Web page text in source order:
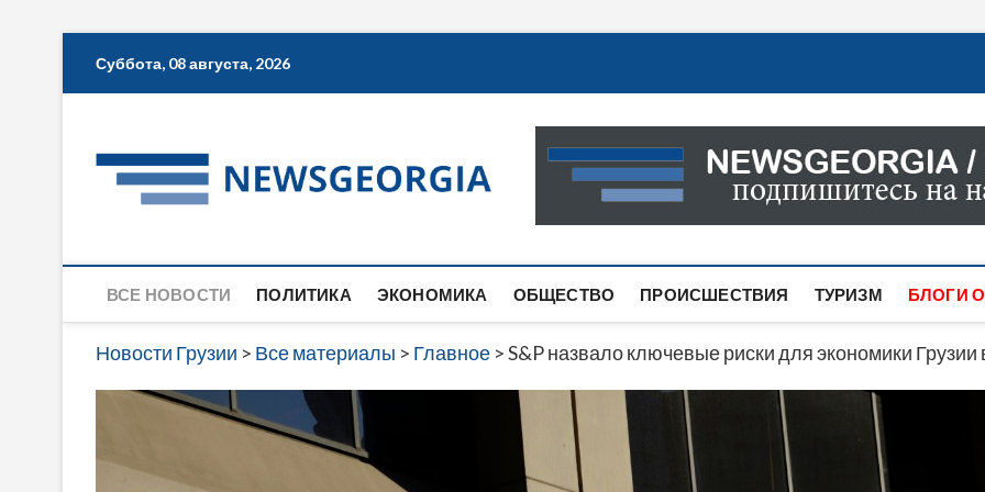
Суббота, 08 августа, 2026
Новости Грузии
САМАЯ АКТУАЛЬНАЯ ИНФОРМАЦИЯ О СОБЫТИЯХ
САЙТЕ ВЫ НАЙДЕТЕ НОВОСТИ ПОЛИТИКИ,
ВСЕ НОВОСТИ ПОЛИТИКА ЭКОНОМИКА ОБЩЕСТВО ПРОИСШЕСТВИЯ ТУРИЗМ БЛОГИ
Новости Грузии > Все материалы > Главное >S&P назвало ключевые риски для экономики Грузии